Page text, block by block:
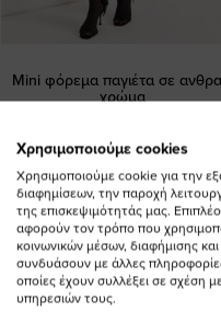
Mini φόρεμα παγιέτα σε
χρώμα
(-30%)
Τιμή
Χρησιμοποιούμε cookies
Χρησιμοποιούμε cookie για την
διαφημίσεων, την παροχή
της επισκεψιμότητάς μας.
αφορούν τον τρόπο που
κοινωνικών μέσων, διαφήμισης
συνδυάσουν με άλλες
οποίες έχουν συλλέξει σε σχέση
υπηρεσιών τους.